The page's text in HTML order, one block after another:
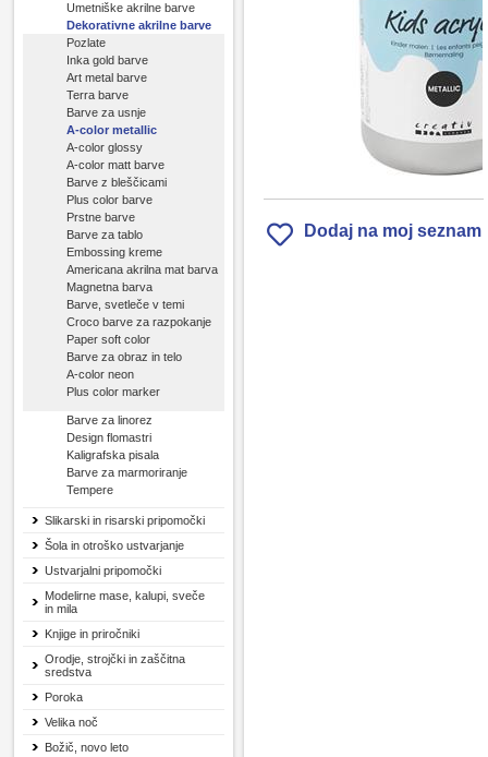
Umetniške akrilne barve
Dekorativne akrilne barve
Pozlate
Inka gold barve
Art metal barve
Terra barve
Barve za usnje
A-color metallic
A-color glossy
A-color matt barve
Barve z bleščicami
Plus color barve
Prstne barve
Barve za tablo
Embossing kreme
Americana akrilna mat barva
Magnetna barva
Barve, svetleče v temi
Croco barve za razpokanje
Paper soft color
Barve za obraz in telo
A-color neon
Plus color marker
Barve za linorez
Design flomastri
Kaligrafska pisala
Barve za marmoriranje
Tempere
Slikarski in risarski pripomočki
Šola in otroško ustvarjanje
Ustvarjalni pripomočki
Modelirne mase, kalupi, sveče
in mila
Knjige in priročniki
Orodje, strojčki in zaščitna
sredstva
Poroka
Velika noč
Božič, novo leto
Dodaj na moj seznam